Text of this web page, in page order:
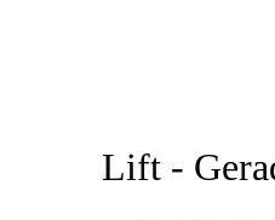
Lift -